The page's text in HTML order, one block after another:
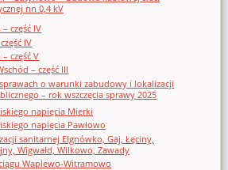
nn 0,4 kV
część IV
IV
część V
– część III
o warunki zabudowy i lokalizacji
– rok wszczęcia sprawy 2025
napięcia Mierki
napięcia Pawłowo
sanitarnej Elgnówko, Gaj, Łęciny,
Wigwałd, Wilkowo, Zawady
Waplewo-Witramowo